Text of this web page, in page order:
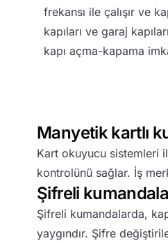
frekansı ile çalışır ve
kapıları ve garaj
kapı açma-kapama
Manyetik kartlı
Kart okuyucu sistemleri
kontrolünü sağlar. İş
Şifreli
Şifreli kumandalarda,
yaygındır. Şifre